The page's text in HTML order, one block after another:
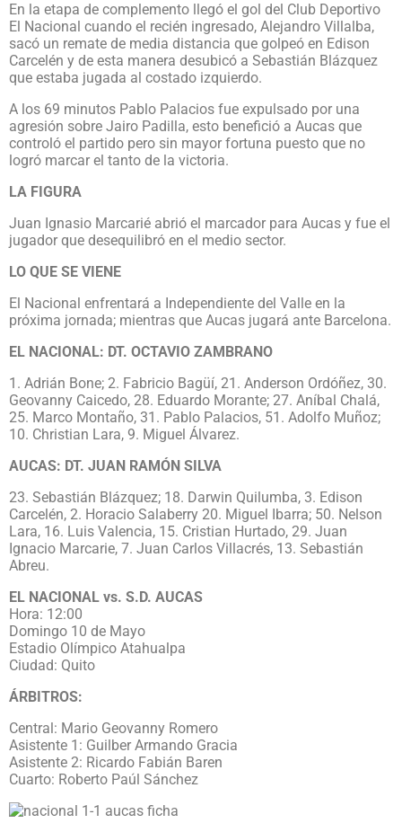
En la etapa de complemento llegó el gol del Club Deportivo
El Nacional cuando el recién ingresado, Alejandro Villalba,
sacó un remate de media distancia que golpeó en Edison
Carcelén y de esta manera desubicó a Sebastián Blázquez
que estaba jugada al costado izquierdo.
A los 69 minutos Pablo Palacios fue expulsado por una
agresión sobre Jairo Padilla, esto benefició a Aucas que
controló el partido pero sin mayor fortuna puesto que no
logró marcar el tanto de la victoria.
LA FIGURA
Juan Ignasio Marcarié abrió el marcador para Aucas y fue el
jugador que desequilibró en el medio sector.
LO QUE SE VIENE
El Nacional enfrentará a Independiente del Valle en la
próxima jornada; mientras que Aucas jugará ante Barcelona.
EL NACIONAL: DT. OCTAVIO ZAMBRANO
1. Adrián Bone; 2. Fabricio Bagüí, 21. Anderson Ordóñez, 30.
Geovanny Caicedo, 28. Eduardo Morante; 27. Aníbal Chalá,
25. Marco Montaño, 31. Pablo Palacios, 51. Adolfo Muñoz;
10. Christian Lara, 9. Miguel Álvarez.
AUCAS: DT. JUAN RAMÓN SILVA
23. Sebastián Blázquez; 18. Darwin Quilumba, 3. Edison
Carcelén, 2. Horacio Salaberry 20. Miguel Ibarra; 50. Nelson
Lara, 16. Luis Valencia, 15. Cristian Hurtado, 29. Juan
Ignacio Marcarie, 7. Juan Carlos Villacrés, 13. Sebastián
Abreu.
EL NACIONAL vs. S.D. AUCAS
Hora: 12:00
Domingo 10 de Mayo
Estadio Olímpico Atahualpa
Ciudad: Quito
ÁRBITROS:
Central: Mario Geovanny Romero
Asistente 1: Guilber Armando Gracia
Asistente 2: Ricardo Fabián Baren
Cuarto: Roberto Paúl Sánchez